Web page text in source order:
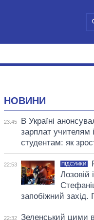
НОВИНИ
23:45
В Україні
зарплат учителям
студентам: як
22:53 ПІДСУМКИ
Лозовій
запобіжний захід.
22:32
Зеленський цими